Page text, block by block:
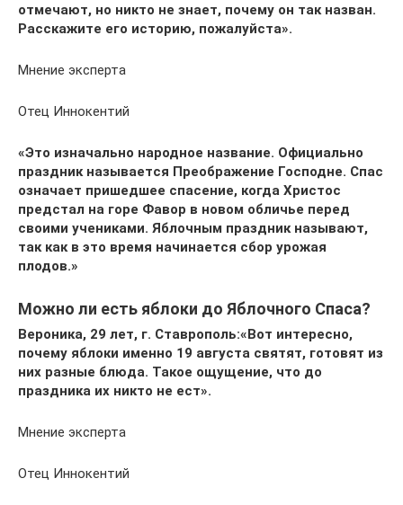
отмечают, но никто не знает, почему он так назван.
Расскажите его историю, пожалуйста».
Мнение эксперта
Отец Иннокентий
«Это изначально народное название. Официально
праздник называется Преображение Господне. Спас
означает пришедшее спасение, когда Христос
предстал на горе Фавор в новом обличье перед
своими учениками. Яблочным праздник называют,
так как в это время начинается сбор урожая
плодов.»
Можно ли есть яблоки до Яблочного Спаса?
Вероника, 29 лет, г. Ставрополь:«Вот интересно,
почему яблоки именно 19 августа святят, готовят из
них разные блюда. Такое ощущение, что до
праздника их никто не ест».
Мнение эксперта
Отец Иннокентий